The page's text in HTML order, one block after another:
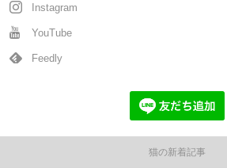
Instagram
YouTube
Feedly
猫の新着記事